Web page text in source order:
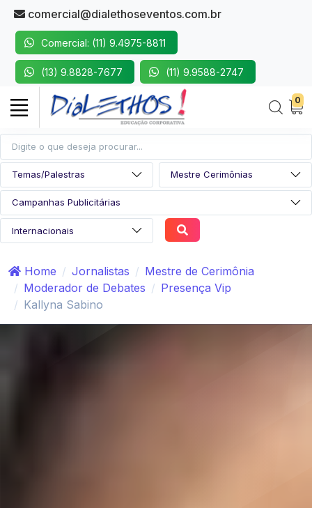
comercial@dialethoseventos.com.br
Comercial: (11) 9.4975-8811
(13) 9.8828-7677 (11) 9.9588-2747
0
Home Jornalistas
Mestre de Cerimônia
Moderador de Debates
Presença Vip
Kallyna Sabino